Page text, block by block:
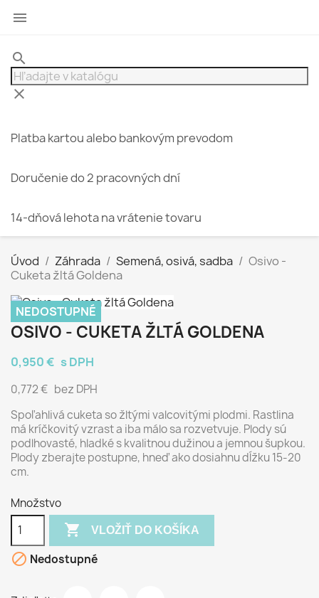

search
clear
Platba kartou alebo bankovým prevodom
Doručenie do 2 pracovných dní
14-dňová lehota na vrátenie tovaru
Úvod Záhrada Semená, osivá, sadba
Osivo -
Cuketa žltá Goldena
NEDOSTUPNÉ
OSIVO - CUKETA ŽLTÁ GOLDENA
0,950 € s DPH
0,772 € bez DPH
Spoľahlivá cuketa so žltými valcovitými plodmi. Rastlina
má kríčkovitý vzrast a iba málo sa rozvetvuje. Plody sú
podlhovasté, hladké s kvalitnou dužinou a jemnou šupkou.
Plody zberajte postupne, hneď ako dosiahnu dĺžku 15-20
cm.
Množstvo
 VLOŽIŤ DO KOŠÍKA
 Nedostupné